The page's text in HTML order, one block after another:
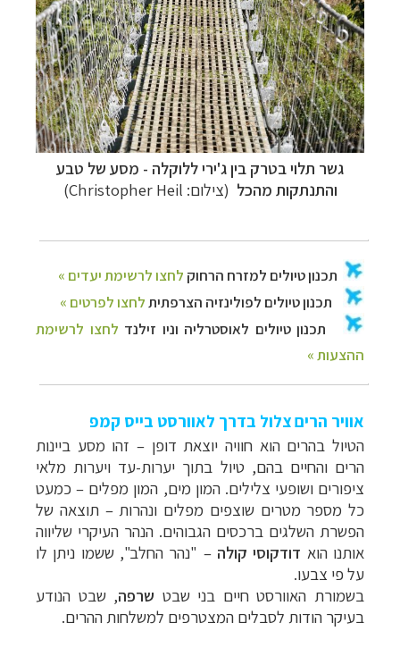
גשר תלוי בטרק בין ג'ירי ללוקלה - מסע של טבע
והתנתקות מהכל (צילום: Christopher Heil
)
אוויר הרים צלול בדרך לאוורסט בייס קמפ
הטיול בהרים הוא חוויה יוצאת דופן – זהו מסע ביינות
הרים והחיים בהם, טיול בתוך יערות-עד ויערות מלאי
ציפורים ושופעי צלילים. המון מים, המון מפלים –כמעט
כל מספר מטרים שוצפים מפלים ונהרות– תוצאה של
הפשרת השלגים ברכסים הגבוהים. הנהר העיקרי שליווה
אותנו הוא דודקוסי קולה– "נהר החלב", ששמו ניתן לו
על פי צבעו.
בשמורת האוורסט חיים בני שבט שרפה, שבט הנודע
בעיקר הודות לסבלים המצטרפים למשלחות ההרים.